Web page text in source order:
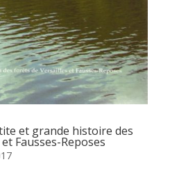
et grande histoire des
Fausses-Reposes